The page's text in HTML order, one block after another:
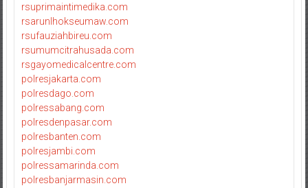
rsuprimaintimedika.com
rsarunlhokseumaw.com
rsufauziahbireu.com
rsumumcitrahusada.com
rsgayomedicalcentre.com
polresjakarta.com
polresdago.com
polressabang.com
polresdenpasar.com
polresbanten.com
polresjambi.com
polressamarinda.com
polresbanjarmasin.com